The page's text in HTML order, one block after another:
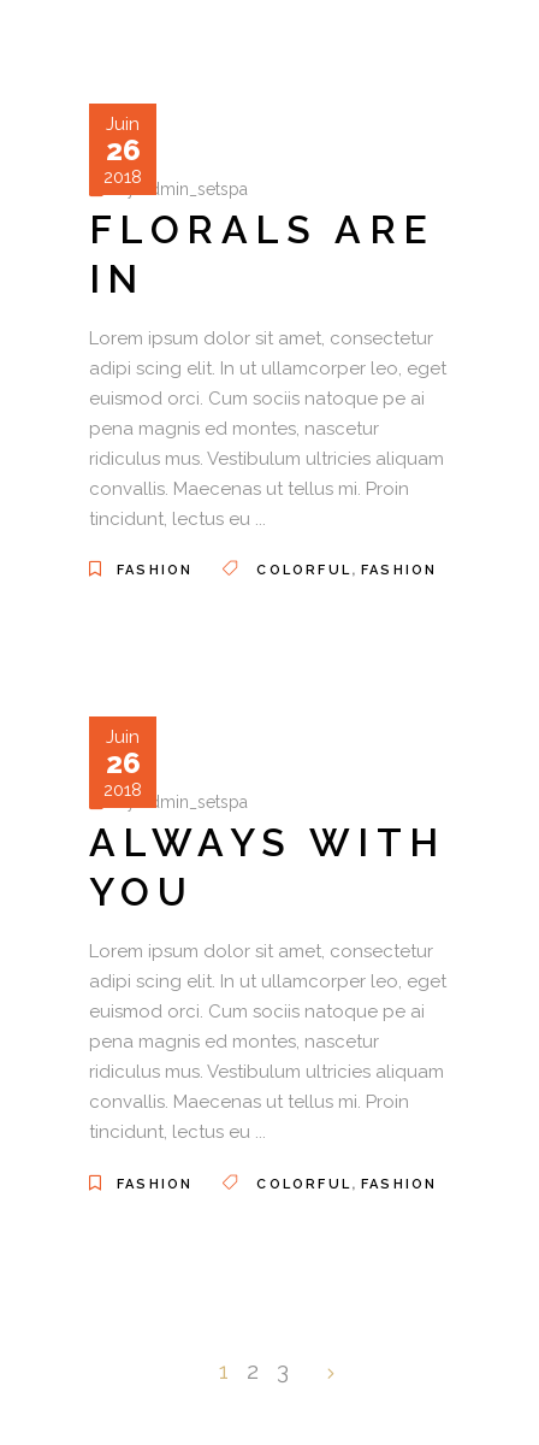
Juin
26
2018
by admin_setspa
FLORALS ARE
IN
Lorem ipsum dolor sit amet, consectetur
adipi scing elit. In ut ullamcorper leo, eget
euismod orci. Cum sociis natoque pe ai
pena magnis ed montes, nascetur
ridiculus mus. Vestibulum ultricies aliquam
convallis. Maecenas ut tellus mi. Proin
tincidunt, lectus eu
FASHION COLORFUL,FASHION
Juin
26
2018
by admin_setspa
ALWAYS WITH
YOU
Lorem ipsum dolor sit amet, consectetur
adipi scing elit. In ut ullamcorper leo, eget
euismod orci. Cum sociis natoque pe ai
pena magnis ed montes, nascetur
ridiculus mus. Vestibulum ultricies aliquam
convallis. Maecenas ut tellus mi. Proin
tincidunt, lectus eu
FASHION COLORFUL ,FASHION
1 2 3